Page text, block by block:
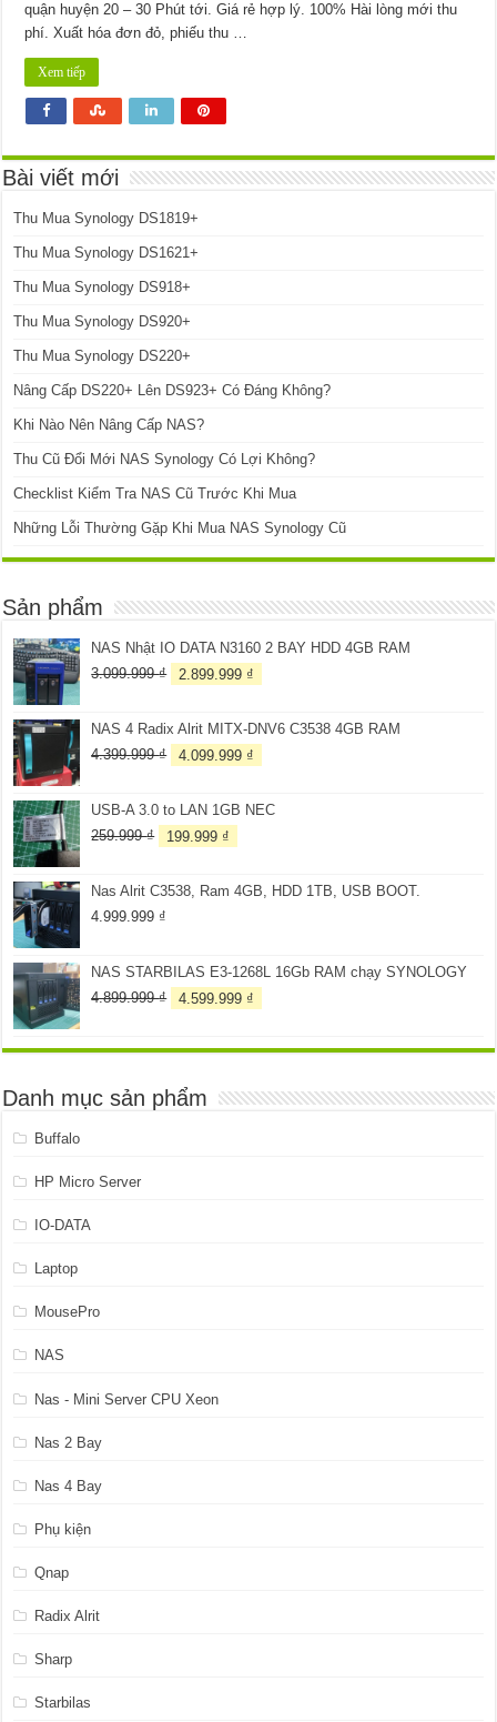
quận huyện 20 – 30 Phút tới. Giá rẻ hợp lý. 100% Hài lòng mới thu
phí. Xuất hóa đơn đỏ, phiếu thu …
Xem tiếp
Bài viết mới
Thu Mua Synology DS1819+
Thu Mua Synology DS1621+
Thu Mua Synology DS918+
Thu Mua Synology DS920+
Thu Mua Synology DS220+
Nâng Cấp DS220+ Lên DS923+ Có Đáng Không?
Khi Nào Nên Nâng Cấp NAS?
Thu Cũ Đổi Mới NAS Synology Có Lợi Không?
Checklist Kiểm Tra NAS Cũ Trước Khi Mua
Những Lỗi Thường Gặp Khi Mua NAS Synology Cũ
Sản phẩm
NAS Nhật IO DATA N3160 2 BAY HDD 4GB RAM
3.099.999₫
Giá
3.099.999 ₫.
2.899.999 ₫
là:
NAS 4 Radix Alrit MITX-DNV6 C3538 4GB RAM
4.399.999₫
Giá
4.399.999 ₫.
4.099.999 ₫
là:
USB-A 3.0 to LAN 1GB NEC
259.999₫
Giá
259.999 ₫.
199.999 ₫
là:
Nas Alrit C3538, Ram 4GB, HDD 1TB, USB BOOT.
4.999.999 ₫
NAS STARBILAS E3-1268L 16Gb RAM chạy SYNOLOGY
4.899.999₫
Giá
4.899.999 ₫.
4.599.999 ₫
là:
Danh mục sản phẩm
Buffalo
HP Micro Server
IO-DATA
Laptop
MousePro
NAS
Nas - Mini Server CPU Xeon
Nas 2 Bay
Nas 4 Bay
Phụ kiện
Qnap
Radix Alrit
Sharp
Starbilas